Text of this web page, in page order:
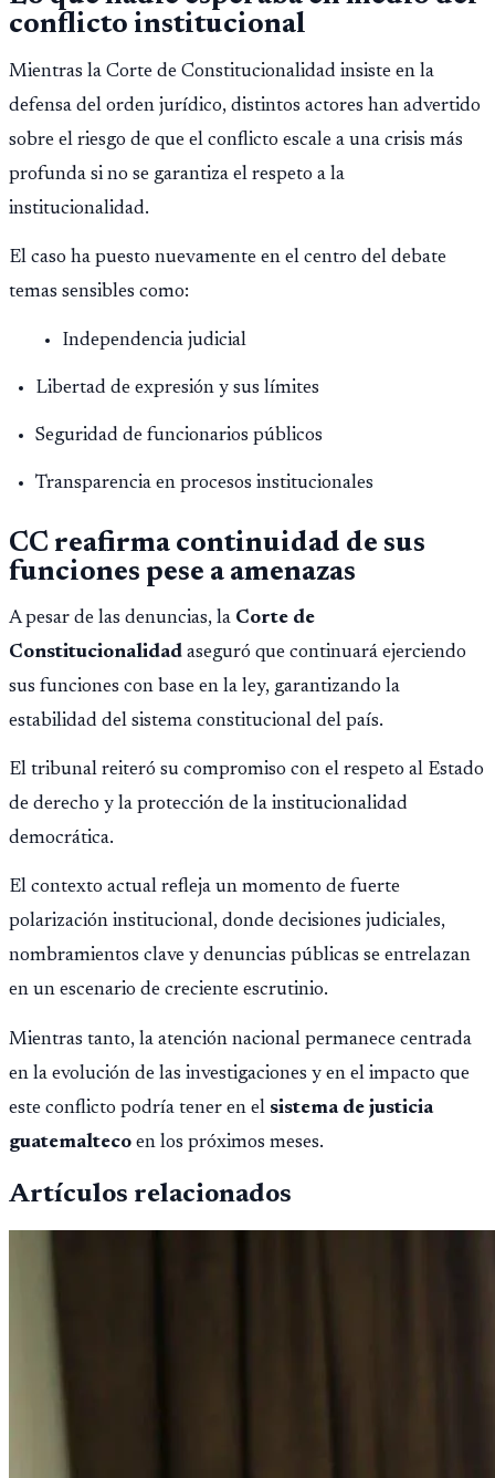
conflicto institucional
Mientras la Corte de Constitucionalidad insiste en la
defensa del orden jurídico, distintos actores han advertido
sobre el riesgo de que el conflicto escale a una crisis más
profunda si no se garantiza el respeto a la
institucionalidad.
El caso ha puesto nuevamente en el centro del debate
temas sensibles como:
Independencia judicial
Libertad de expresión y sus límites
Seguridad de funcionarios públicos
Transparencia en procesos institucionales
CC reafirma continuidad de sus
funciones pese a amenazas
A pesar de las denuncias, la Corte de
Constitucionalidad aseguró que continuará ejerciendo
sus funciones con base en la ley, garantizando la
estabilidad del sistema constitucional del país.
El tribunal reiteró su compromiso con el respeto al Estado
de derecho y la protección de la institucionalidad
democrática.
El contexto actual refleja un momento de fuerte
polarización institucional, donde decisiones judiciales,
nombramientos clave y denuncias públicas se entrelazan
en un escenario de creciente escrutinio.
Mientras tanto, la atención nacional permanece centrada
en la evolución de las investigaciones y en el impacto que
este conflicto podría tener en el sistema de justicia
guatemalteco en los próximos meses.
Artículos relacionados